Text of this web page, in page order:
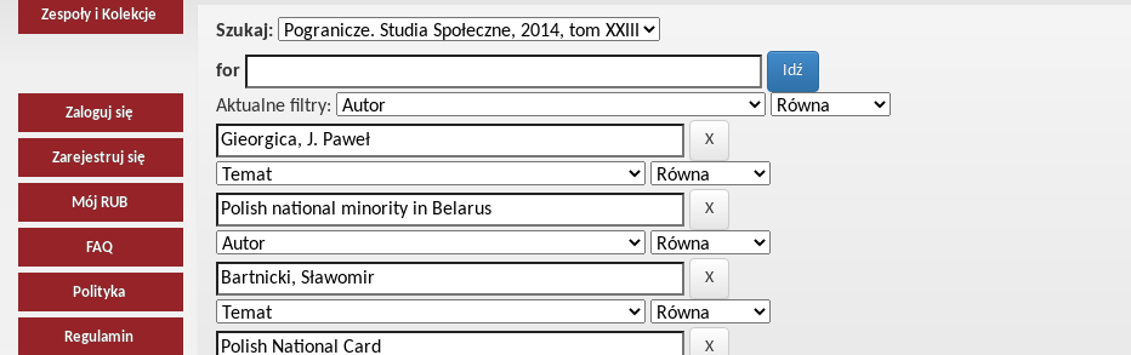
Zespoły i Kolekcje
Zaloguj się
Zarejestruj się
Mój RUB
FAQ
Polityka
Regulamin
Szukaj:
for
Aktualne filtry: